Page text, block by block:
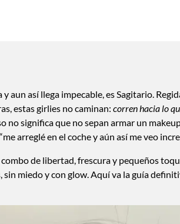
aun así llega impecable, es Sagitario.
estas girlies no caminan: corren hacia lo
no significa que no sepan armar un
arreglé en el coche y aún así me veo
de libertad, frescura y pequeños
sin miedo y con glow. Aquí va la guía